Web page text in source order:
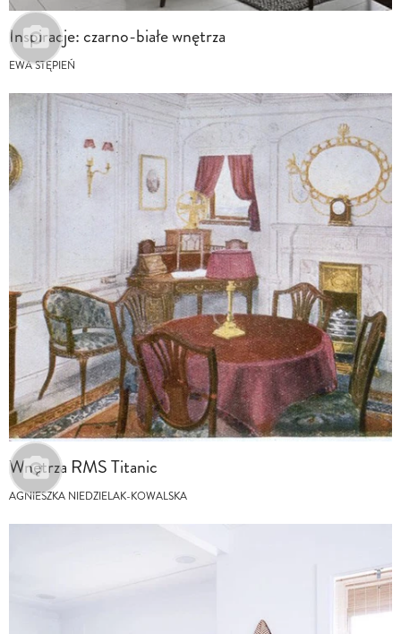
Inspiracje: czarno-białe wnętrza
EWA STĘPIEŃ
Wnętrza RMS Titanic
AGNIESZKA NIEDZIELAK-KOWALSKA